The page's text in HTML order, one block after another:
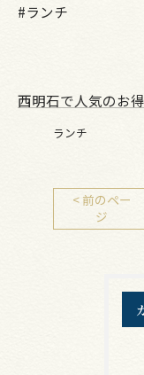
#ランチ
西明石で人気のお
ランチ
< 前のペー
ジ